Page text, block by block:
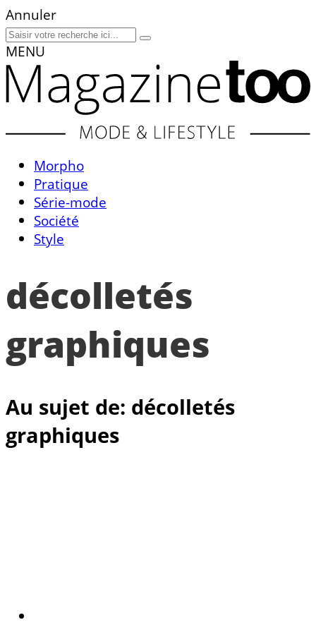
Annuler
MENU
Morpho
Pratique
Série-mode
Société
Style
décolletés
graphiques
Au sujet de: décolletés
graphiques